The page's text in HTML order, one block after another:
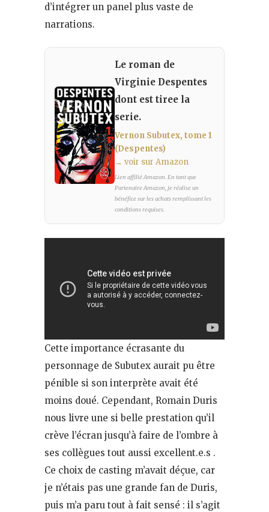
d’intégrer un panel plus vaste de
narrations.
Le roman de
Virginie Despentes
dont est tiree la
serie.
Vernon Subutex, tome 1
(Despentes)
→ voir sur Amazon
Lien affilié Amazon. En tant que
Partenaire Amazon, je réalise un
bénéfice sur les achats remplissant les
conditions requises.
Cette importance écrasante du
personnage de Subutex aurait pu être
pénible si son interprète avait été
moins doué. Cependant, Romain Duris
nous livre une si belle prestation qu’il
crève l’écran jusqu’à faire de l’ombre à
ses collègues tout aussi excellent.e.s .
Ce choix de casting m’avait déçue, car
je n’étais pas une grande fan de Duris,
puis m’a paru tout à fait sensé : il s’agit